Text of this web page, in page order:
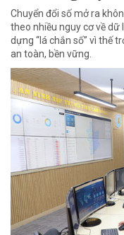
Chuyển đổi số mở ra
theo nhiều nguy cơ về dữ
dựng “lá chắn số” vì thế
an toàn, bền vững.